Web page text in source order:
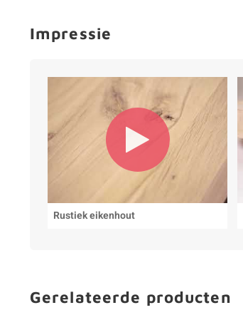
Impressie
Rustiek eikenhout
Gerelateerde producten